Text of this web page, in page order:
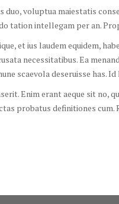
duo, voluptua maiestatis
tation intellegam per an.
et ius laudem equidem,
necessitatibus. Ea
scaevola deseruisse has.
Enim erant aeque sit no,
probatus definitiones